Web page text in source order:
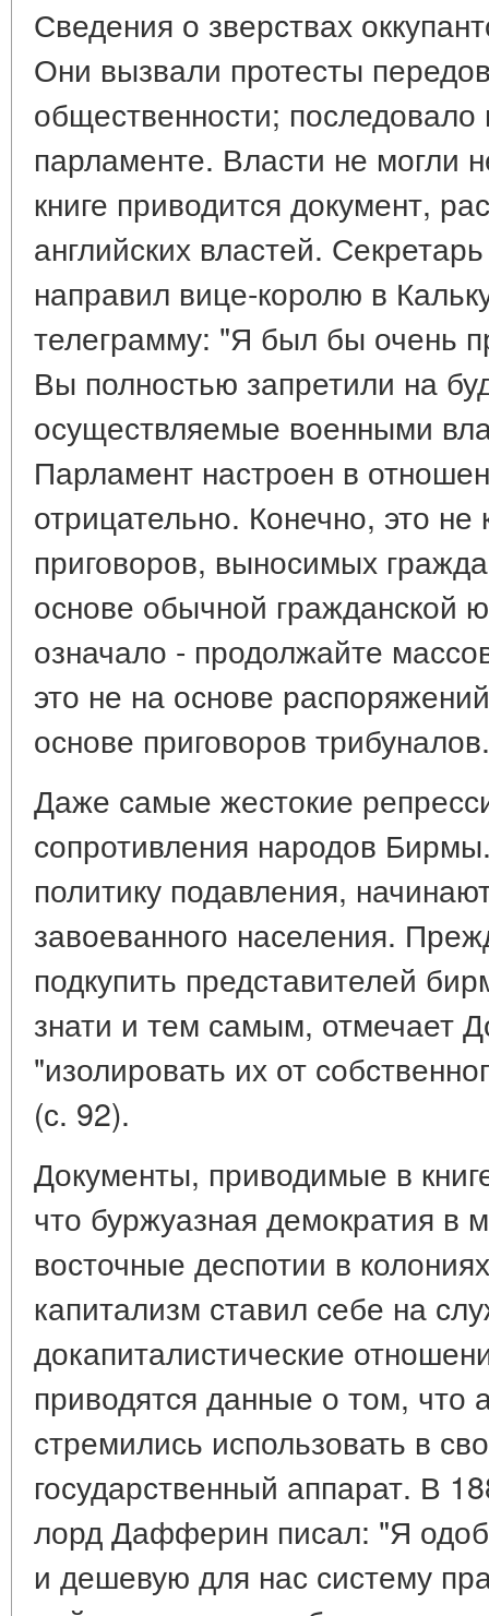
Сведения о зверствах
Они вызвали протесты
общественности; последовало
парламенте. Власти не могли
книге приводится документ,
английских властей.
направил вице-королю в
телеграмму: "Я был бы очень
Вы полностью запретили на
осуществляемые военными
Парламент настроен в
отрицательно. Конечно, это не
приговоров, выносимых
основе обычной гражданской
означало - продолжайте
это не на основе
основе приговоров трибуналов.
Даже самые жестокие
сопротивления народов
политику подавления,
завоеванного населения.
подкупить представителей
знати и тем самым, отмечает
"изолировать их от
(с. 92).
Документы, приводимые в
что буржуазная демократия в
восточные деспотии в
капитализм ставил себе на
докапиталистические
приводятся данные о том, что
стремились использовать в
государственный аппарат. В
лорд Дафферин писал: "Я
и дешевую для нас систему